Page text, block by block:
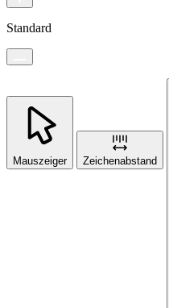
Standard
Mauszeiger Zeichenabstand